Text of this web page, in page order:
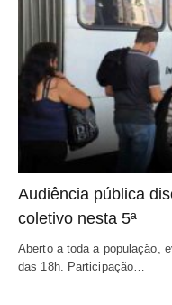
Audiência pública
coletivo nesta 5ª
Aberto a toda a população,
das 18h. Participação…